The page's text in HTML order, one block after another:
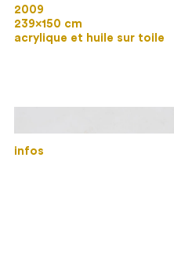
infos
2009
239×150 cm
acrylique et huile sur toile